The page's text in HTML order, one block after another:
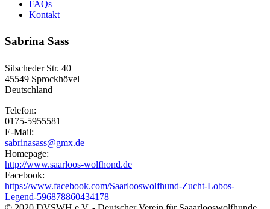
FAQs
Kontakt
Sabrina Sass
Silscheder Str. 40
45549 Sprockhövel
Deutschland
Telefon:
0175-5955581
E-Mail:
sabrinasass@gmx.de
Homepage:
http://www.saarloos-wolfhond.de
Facebook:
https://www.facebook.com/Saarlooswolfhund-Zucht-Lobos-
Legend-596878860434178